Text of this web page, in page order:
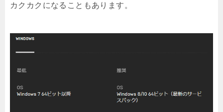
カクカクになることもあります。